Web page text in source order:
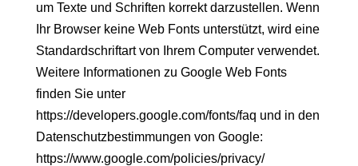
um Texte und Schriften korrekt darzustellen. Wenn
Ihr Browser keine Web Fonts unterstützt, wird eine
Standardschriftart von Ihrem Computer verwendet.
Weitere Informationen zu Google Web Fonts
finden Sie unter
https://developers.google.com/fonts/faq und in den
Datenschutzbestimmungen von Google:
https://www.google.com/policies/privacy/